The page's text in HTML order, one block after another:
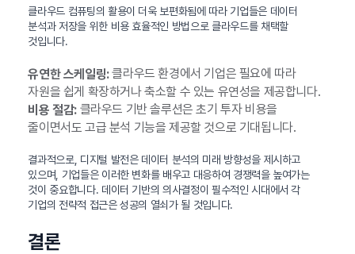
클라우드 컴퓨팅의 활용이 더욱 보편화됨에 따라 기업들은 데이터
분석과 저장을 위한 비용 효율적인 방법으로 클라우드를 채택할
것입니다.
유연한 스케일링:클라우드 환경에서 기업은 필요에 따라
자원을 쉽게 확장하거나 축소할 수 있는 유연성을 제공합니다.
비용 절감:클라우드 기반 솔루션은 초기 투자 비용을
줄이면서도 고급 분석 기능을 제공할 것으로 기대됩니다.
결과적으로, 디지털 발전은 데이터 분석의 미래 방향성을 제시하고
있으며, 기업들은 이러한 변화를 배우고 대응하여 경쟁력을 높여가는
것이 중요합니다. 데이터 기반의 의사결정이 필수적인 시대에서 각
기업의 전략적 접근은 성공의 열쇠가 될 것입니다.
결론